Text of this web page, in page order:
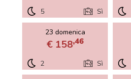
5 Sì
23 domenica
€ 158,46
2 Sì